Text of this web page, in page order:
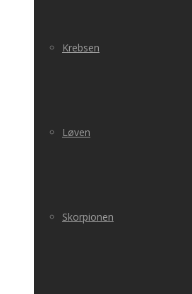
Krebsen
Løven
Skorpionen